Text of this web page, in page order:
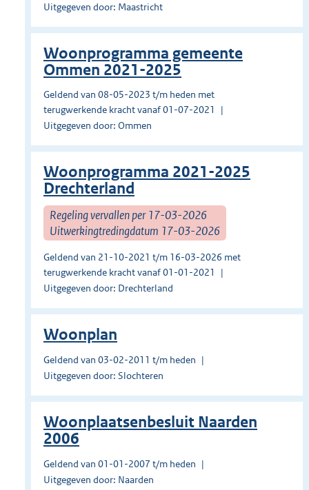
Uitgegeven door: Maastricht
Woonprogramma gemeente
Ommen 2021-2025
Geldend van 08-05-2023 t/m heden met
terugwerkende kracht vanaf 01-07-2021
Uitgegeven door: Ommen
Woonprogramma 2021-2025
Drechterland
Regeling vervallen per 17-03-2026
Uitwerkingtredingdatum 17-03-2026
Geldend van 21-10-2021 t/m 16-03-2026 met
terugwerkende kracht vanaf 01-01-2021
Uitgegeven door: Drechterland
Woonplan
Geldend van 03-02-2011 t/m heden
Uitgegeven door: Slochteren
Woonplaatsenbesluit Naarden
2006
Geldend van 01-01-2007 t/m heden
Uitgegeven door: Naarden